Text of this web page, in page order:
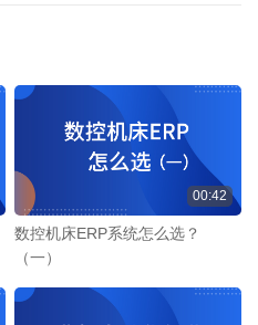
00:42
数控机床ERP系统怎么选？
（一）